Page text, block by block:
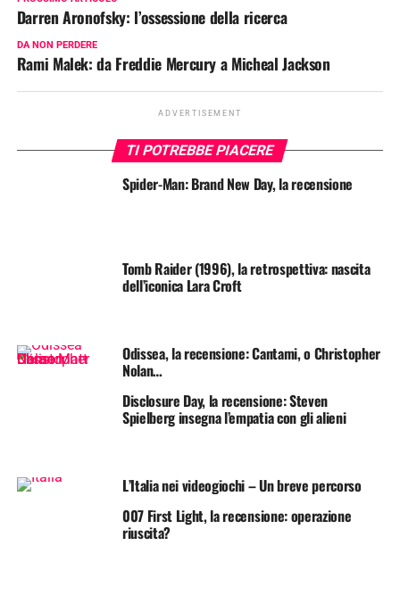
Darren Aronofsky: l’ossessione della ricerca
DA NON PERDERE
Rami Malek: da Freddie Mercury a Micheal Jackson
ADVERTISEMENT
TI POTREBBE PIACERE
Spider-Man: Brand New Day, la recensione
Tomb Raider (1996), la retrospettiva: nascita
dell’iconica Lara Croft
Odissea, la recensione: Cantami, o Christopher
Nolan…
Disclosure Day, la recensione: Steven
Spielberg insegna l’empatia con gli alieni
L’Italia nei videogiochi – Un breve percorso
007 First Light, la recensione: operazione
riuscita?